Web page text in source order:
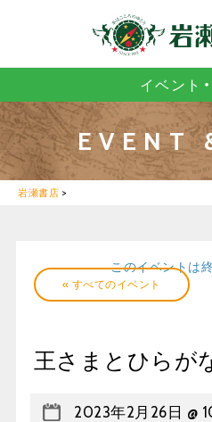
イベント
EVENT
岩瀬書店 >
« すべてのイベント
このイベントは
王さまとひらが
2023年2月26日 @